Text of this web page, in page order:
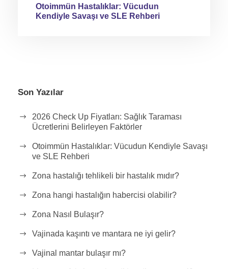
Otoimmün Hastalıklar: Vücudun
Kendiyle Savaşı ve SLE Rehberi
Son Yazılar
2026 Check Up Fiyatları: Sağlık Taraması
Ücretlerini Belirleyen Faktörler
Otoimmün Hastalıklar: Vücudun Kendiyle Savaşı
ve SLE Rehberi
Zona hastalığı tehlikeli bir hastalık mıdır?
Zona hangi hastalığın habercisi olabilir?
Zona Nasıl Bulaşır?
Vajinada kaşıntı ve mantara ne iyi gelir?
Vajinal mantar bulaşır mı?